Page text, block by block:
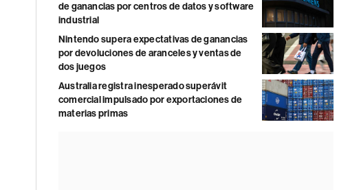
de ganancias por centros de datos y software
industrial
Nintendo supera expectativas de ganancias
por devoluciones de aranceles y ventas de
dos juegos
Australia registra inesperado superávit
comercial impulsado por exportaciones de
materias primas